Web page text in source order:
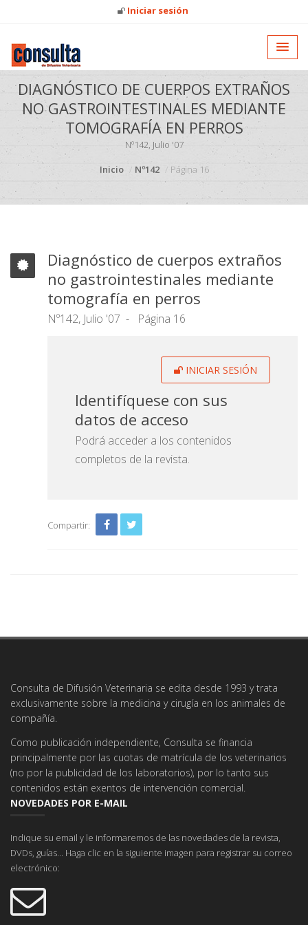
Iniciar sesión
DIAGNÓSTICO DE CUERPOS EXTRAÑOS
NO GASTROINTESTINALES MEDIANTE
TOMOGRAFÍA EN PERROS
Nº142, Julio '07
Inicio
Nº142 Página 16
Diagnóstico de cuerpos extraños
no gastrointestinales mediante
tomografía en perros
Nº142, Julio '07 Página 16
INICIAR SESIÓN
Identifíquese con sus
datos de acceso
Podrá acceder a los contenidos
completos de la revista.
Compartir:
Consulta de Difusión Veterinaria se edita desde 1993 y trata
exclusivamente sobre la medicina y cirugía en los animales de
compañía.
Como publicación independiente, Consulta se financia
principalmente por las cuotas de matrícula de los veterinarios
(no por la publicidad de los laboratorios), por lo tanto sus
contenidos están exentos de intervención comercial.
NOVEDADES POR E-MAIL
Indique su email y le informaremos de las novedades de la revista,
DVDs, guías... Haga clic en la siguiente imagen para registrar su correo
electrónico: